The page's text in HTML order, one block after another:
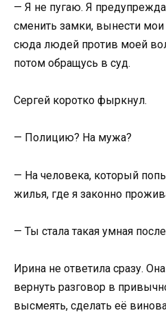
— Я не пугаю. Я
сменить замки, вынести
сюда людей против моей
потом обращусь в суд.
Сергей коротко фыркнул.
— Полицию? На мужа?
— На человека, который
жилья, где я законно
— Ты стала такая умная
Ирина не ответила сразу.
вернуть разговор в
высмеять, сделать её